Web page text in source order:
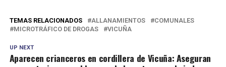
TEMAS RELACIONADOS ALLANAMIENTOS
COMUNALES
MICROTRÁFICO DE DROGAS
VICUÑA
UP NEXT
Aparecen crianceros en cordillera de Vicuña: Aseguran